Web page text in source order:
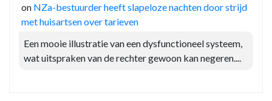
on NZa-bestuurder heeft slapeloze nachten door strijd
met huisartsen over tarieven
Een mooie illustratie van een dysfunctioneel systeem,
wat uitspraken van de rechter gewoon kan negeren....